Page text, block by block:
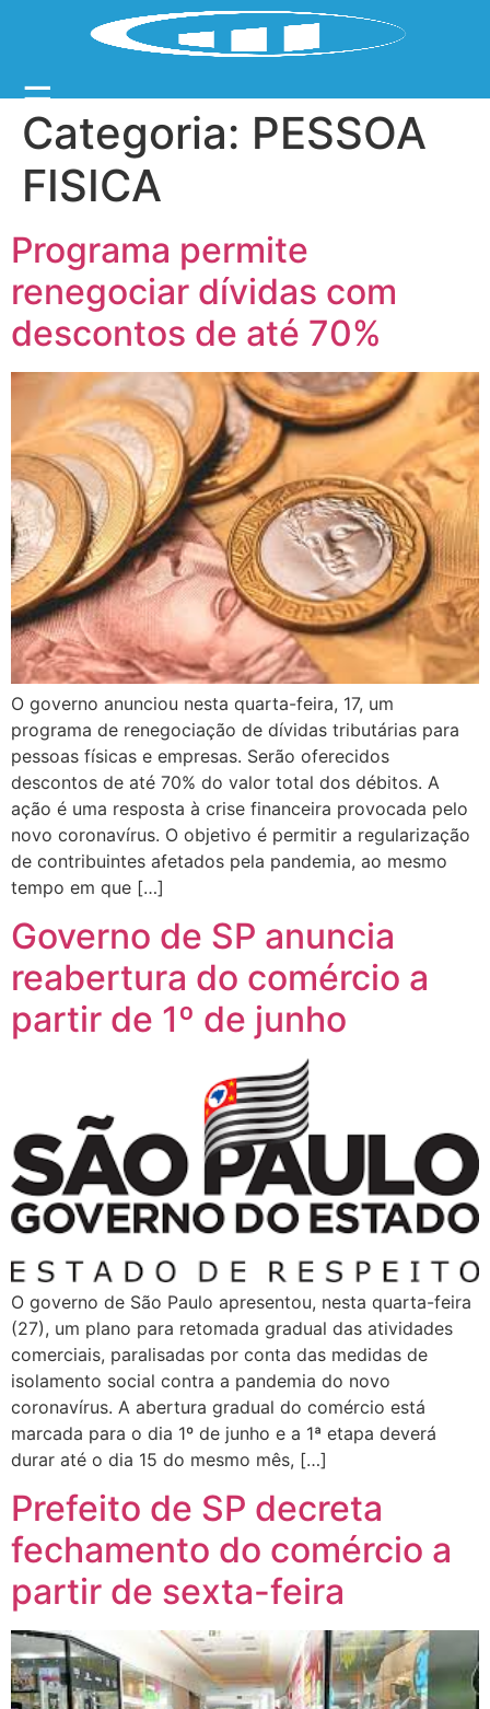
☰
Categoria: PESSOA
FISICA
Programa permite
renegociar dívidas com
descontos de até 70%
O governo anunciou nesta quarta-feira, 17, um
programa de renegociação de dívidas tributárias para
pessoas físicas e empresas. Serão oferecidos
descontos de até 70% do valor total dos débitos. A
ação é uma resposta à crise financeira provocada pelo
novo coronavírus. O objetivo é permitir a regularização
de contribuintes afetados pela pandemia, ao mesmo
tempo em que […]
Governo de SP anuncia
reabertura do comércio a
partir de 1º de junho
O governo de São Paulo apresentou, nesta quarta-feira
(27), um plano para retomada gradual das atividades
comerciais, paralisadas por conta das medidas de
isolamento social contra a pandemia do novo
coronavírus. A abertura gradual do comércio está
marcada para o dia 1º de junho e a 1ª etapa deverá
durar até o dia 15 do mesmo mês, […]
Prefeito de SP decreta
fechamento do comércio a
partir de sexta-feira